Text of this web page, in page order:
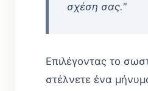
σχέση σας."
Επιλέγοντας το
στέλνετε ένα